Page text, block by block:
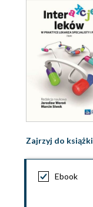
Zajrzyj do książki
Ebook